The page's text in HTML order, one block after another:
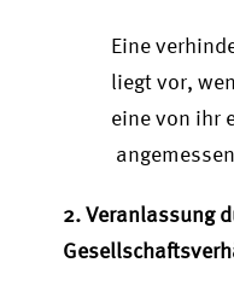
Eine
liegt vor,
eine von ihr
2. Veranlassung